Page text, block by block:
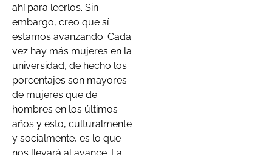
ahí para leerlos. Sin
embargo, creo que sí
estamos avanzando. Cada
vez hay más mujeres en la
universidad, de hecho los
porcentajes son mayores
de mujeres que de
hombres en los últimos
años y esto, culturalmente
y socialmente, es lo que